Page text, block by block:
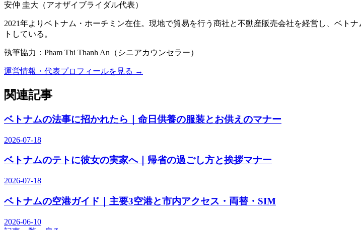
安仲 圭大 （アオザイブライダル代表）
2021年よりベトナム・ホーチミン在住。現地で貿易を行う商社と不動産販売会社を経営し、ベト
トしている。
執筆協力： Pham Thi Thanh An （ シニアカウンセラー）
運営情報・代表プロフィールを見る →
関連記事
ベトナムの法事に招かれたら｜命日供養の服装とお供えのマナー
2026-07-18
ベトナムのテトに彼女の実家へ｜帰省の過ごし方と挨拶マナー
2026-07-18
ベトナムの空港ガイド｜主要3空港と市内アクセス・両替・SIM
2026-06-10